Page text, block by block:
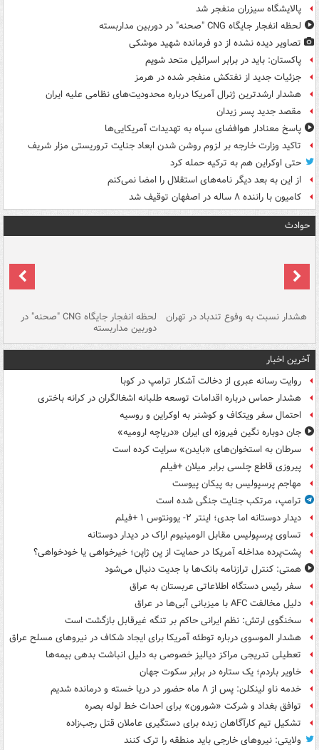
پالایشگاه سیزران منفجر شد
لحظه انفجار جایگاه CNG "صحنه" در دوربین مداربسته
تصاویر دیده‌ نشده از دو فرمانده شهید موشکی
پاکستان: باید در برابر اسرائیل متحد شویم
جزئیات جدید از نفتکش منفجر شده در هرمز
هشدار ارشدترین ژنرال آمریکا درباره محدودیت‌های نظامی علیه ایران
مقصد جدید پسر زیدان
پاسخ معنادار هوافضای سپاه به تهدیدات آمریکایی‌ها
تاکید وزارت خارجه بر لزوم روشن شدن ابعاد جنایت تروریستی مزار شریف
حتی اوکراین هم به ترکیه حمله کرد
از این به بعد دیگر نامه‌های استقلال را امضا نمی‌کنم
کامیون با راننده ۸ ساله در اصفهان توقیف شد
حوادث
هشدار نسبت به وفوع تندباد در تهران لحظه انفجار جایگاه CNG "صحنه" در
دوربین مداربسته
آخرین اخبار
روایت رسانه عبری از دخالت آشکار ترامپ در کوبا
هشدار حماس درباره اقدامات توسعه طلبانه اشغالگران در کرانه باختری
احتمال سفر ویتکاف و کوشنر به اوکراین و روسیه
جان دوباره نگین فیروزه ای ایران «دریاچه ارومیه»
سرطان به استخوان‌های «بایدن» سرایت کرده است
پیروزی قاطع چلسی برابر میلان +فیلم
مهاجم پرسپولیس به پیکان پیوست
ترامپ، مرتکب جنایت جنگی شده است
دیدار دوستانه اما جدی؛ اینتر ۲- یوونتوس ۱ +فیلم
تساوی پرسپولیس مقابل الومینیوم اراک در دیدار دوستانه
پشت‌پرده مداخله آمریکا در حمایت از یِن ژاپن؛ خیرخواهی یا خودخواهی؟
همتی: کنترل ترازنامه بانک‌ها با جدیت دنبال می‌شود
سفر رئیس دستگاه اطلاعاتی عربستان به عراق
دلیل مخالفت AFC با میزبانی آبی‌ها در عراق
سخنگوی ارتش: نظم ایرانی حاکم بر تنگه غیرقابل بازگشت است
هشدار الموسوی درباره توطئه آمریکا برای ایجاد شکاف در نیروهای مسلح عراق
تعطیلی تدریجی مراکز دیالیز خصوصی به دلیل انباشت بدهی بیمه‌ها
خاویر باردم؛ یک ستاره در برابر سکوت جهان
خدمه ناو لینکلن: پس از ۸ ماه حضور در دریا خسته و درمانده‌ شدیم
توافق بغداد و شرکت «شورون» برای احداث خط لوله بصره
تشکیل تیم کارآگاهان زبده برای دستگیری عاملان قتل رجب‌زاده
ولایتی: نیروهای خارجی باید منطقه را ترک کنند